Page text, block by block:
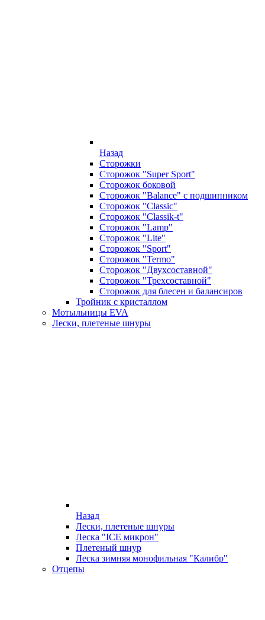
Назад
Сторожки
Сторожок "Super Sport"
Сторожок боковой
Сторожок "Balance" с подшипником
Сторожок "Classic"
Сторожок "Classik-t"
Сторожок "Lamp"
Сторожок "Lite"
Сторожок "Sport"
Сторожок "Termo"
Сторожок "Двухсоставной"
Сторожок "Трехсоставной"
Сторожок для блесен и балансиров
Тройник с кристаллом
Мотыльницы EVA
Лески, плетеные шнуры
Назад
Лески, плетеные шнуры
Леска "ICE микрон"
Плетеный шнур
Леска зимняя монофильная "Калибр"
Отцепы